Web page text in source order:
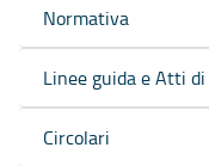
Normativa
Linee guida e Atti
Circolari